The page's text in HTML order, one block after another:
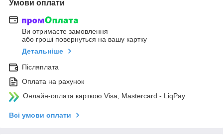
Умови оплати
Ви отримаєте замовлення
або гроші повернуться на вашу картку
Детальніше
Післяплата
Оплата на рахунок
Онлайн-оплата карткою Visa, Mastercard - LiqPay
Всі умови оплати